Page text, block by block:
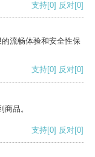
支持[0] 反对[0]
流畅体验和安全性保
支持[0] 反对[0]
品。
支持[0] 反对[0]